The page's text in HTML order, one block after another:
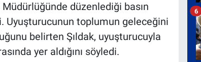
düzenlediği basın
Uyuşturucunun toplumun geleceğini
belirten Şıldak, uyuşturucuyla
yer aldığını söyledi.
6